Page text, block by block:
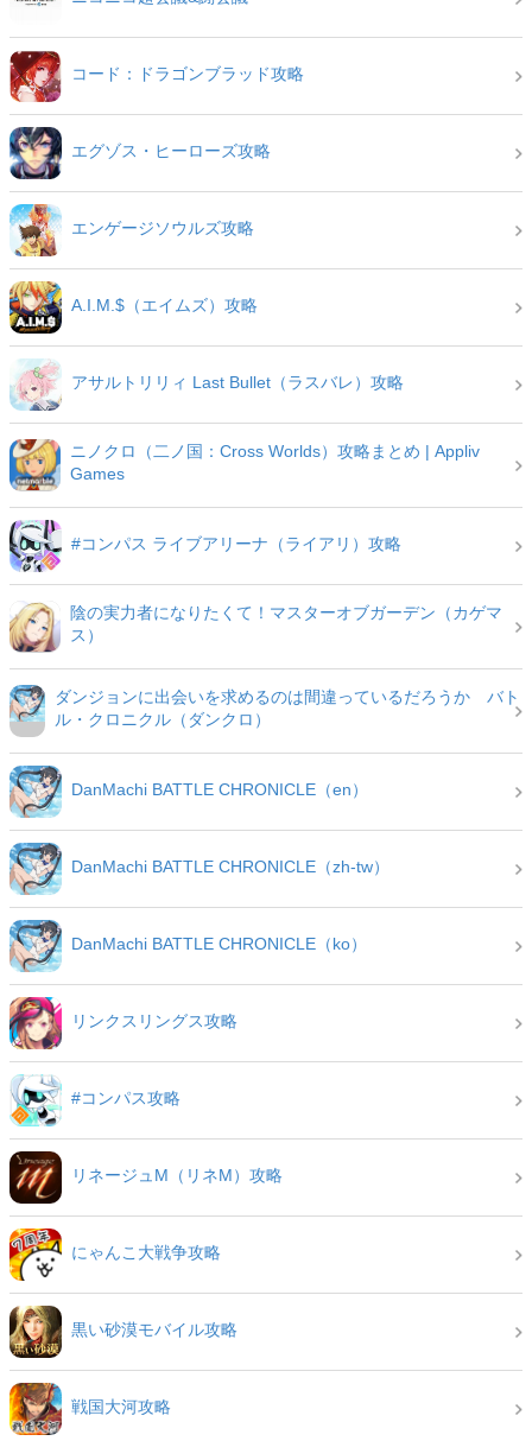
コード：ドラゴンブラッド攻略
エグゾス・ヒーローズ攻略
エンゲージソウルズ攻略
A.I.M.$（エイムズ）攻略
アサルトリリィ Last Bullet（ラスバレ）攻略
ニノクロ（二ノ国：Cross Worlds）攻略まとめ | Appliv
Games
#コンパス ライブアリーナ（ライアリ）攻略
陰の実力者になりたくて！マスターオブガーデン（カゲマ
ス）
ダンジョンに出会いを求めるのは間違っているだろうか バト
ル・クロニクル（ダンクロ）
DanMachi BATTLE CHRONICLE（en）
DanMachi BATTLE CHRONICLE（zh-tw）
DanMachi BATTLE CHRONICLE（ko）
リンクスリングス攻略
#コンパス攻略
リネージュM（リネM）攻略
にゃんこ大戦争攻略
黒い砂漠モバイル攻略
戦国大河攻略